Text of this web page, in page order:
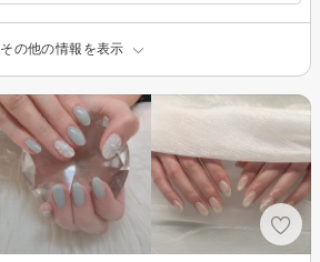
その他の情報を表示